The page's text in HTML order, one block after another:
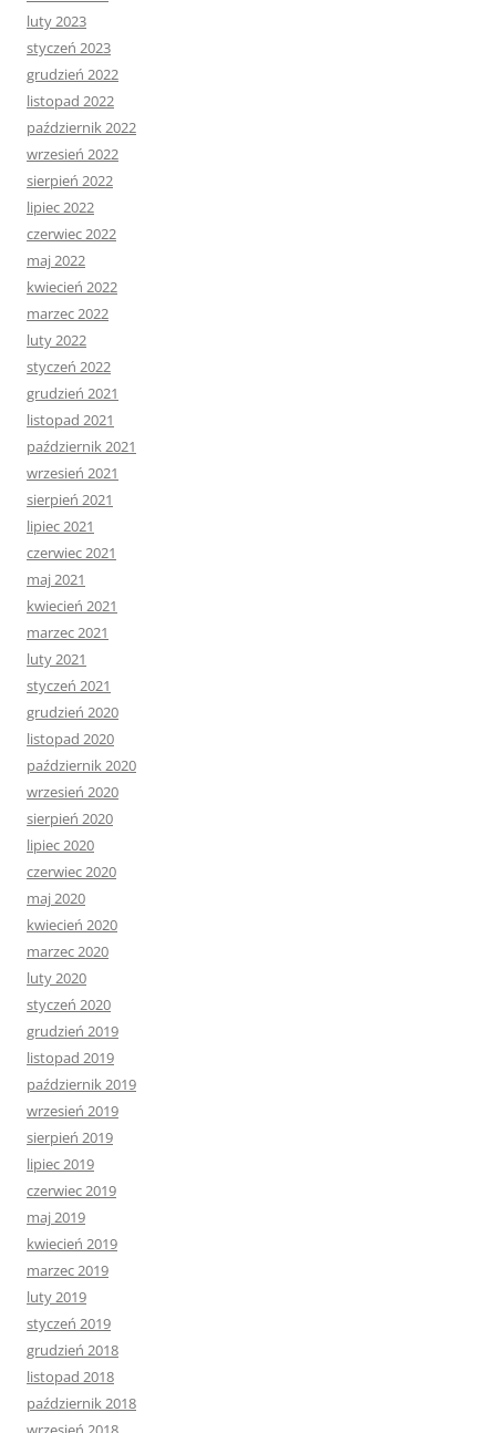
luty 2023
styczeń 2023
grudzień 2022
listopad 2022
październik 2022
wrzesień 2022
sierpień 2022
lipiec 2022
czerwiec 2022
maj 2022
kwiecień 2022
marzec 2022
luty 2022
styczeń 2022
grudzień 2021
listopad 2021
październik 2021
wrzesień 2021
sierpień 2021
lipiec 2021
czerwiec 2021
maj 2021
kwiecień 2021
marzec 2021
luty 2021
styczeń 2021
grudzień 2020
listopad 2020
październik 2020
wrzesień 2020
sierpień 2020
lipiec 2020
czerwiec 2020
maj 2020
kwiecień 2020
marzec 2020
luty 2020
styczeń 2020
grudzień 2019
listopad 2019
październik 2019
wrzesień 2019
sierpień 2019
lipiec 2019
czerwiec 2019
maj 2019
kwiecień 2019
marzec 2019
luty 2019
styczeń 2019
grudzień 2018
listopad 2018
październik 2018